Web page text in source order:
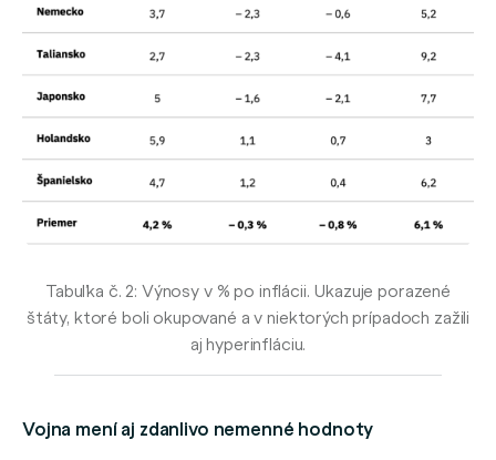
Tabuľka č. 2: Výnosy v % po inflácii. Ukazuje porazené
štáty, ktoré boli okupované a v niektorých prípadoch zažili
aj hyperinfláciu.
Vojna mení aj zdanlivo nemenné hodnoty